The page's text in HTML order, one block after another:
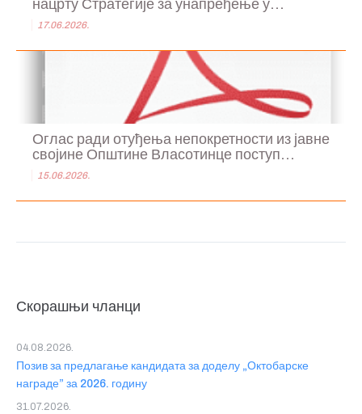
нацрту Стратегије за унапређење у...
17.06.2026.
Оглас ради отуђења непокретности из јавне
својине Општине Власотинце поступ...
15.06.2026.
Скорашњи чланци
Позив за предлагање кандидата за доделу „Октобарске
награде” за 2026. годину
04.08.2026.
31.07.2026.